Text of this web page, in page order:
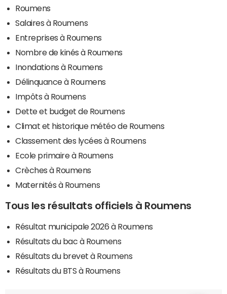
Roumens
Salaires à Roumens
Entreprises à Roumens
Nombre de kinés à Roumens
Inondations à Roumens
Délinquance à Roumens
Impôts à Roumens
Dette et budget de Roumens
Climat et historique météo de Roumens
Classement des lycées à Roumens
Ecole primaire à Roumens
Crèches à Roumens
Maternités à Roumens
Tous les résultats officiels à Roumens
Résultat municipale 2026 à Roumens
Résultats du bac à Roumens
Résultats du brevet à Roumens
Résultats du BTS à Roumens